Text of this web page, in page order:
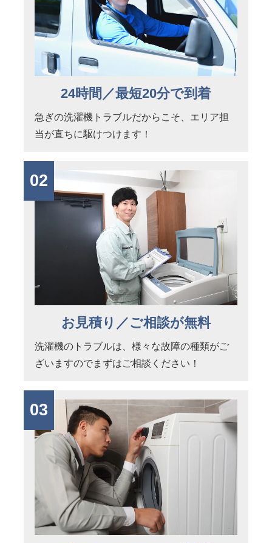
24時間／最短20分で到着
急ぎの洗濯機トラブルだからこそ、エリア担
当が直ちに駆けつけます！
02
お見積り／ご相談が無料
洗濯機のトラブルは、様々な故障の種類がご
ざいますのでまずはご相談ください！
03